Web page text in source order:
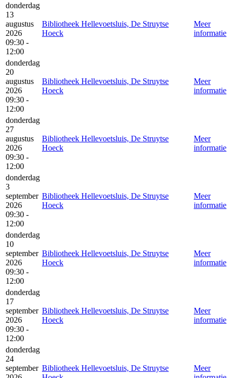
donderdag
13
augustus
2026
09:30 -
12:00
Bibliotheek Hellevoetsluis, De Struytse
Hoeck
Meer
informatie
donderdag
20
augustus
2026
09:30 -
12:00
Bibliotheek Hellevoetsluis, De Struytse
Hoeck
Meer
informatie
donderdag
27
augustus
2026
09:30 -
12:00
Bibliotheek Hellevoetsluis, De Struytse
Hoeck
Meer
informatie
donderdag
3
september
2026
09:30 -
12:00
Bibliotheek Hellevoetsluis, De Struytse
Hoeck
Meer
informatie
donderdag
10
september
2026
09:30 -
12:00
Bibliotheek Hellevoetsluis, De Struytse
Hoeck
Meer
informatie
donderdag
17
september
2026
09:30 -
12:00
Bibliotheek Hellevoetsluis, De Struytse
Hoeck
Meer
informatie
donderdag
24
september Bibliotheek Hellevoetsluis, De Struytse
Meer